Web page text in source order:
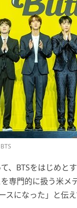
、BTSをはじめと
専門的に扱う米
スになった」と伝え